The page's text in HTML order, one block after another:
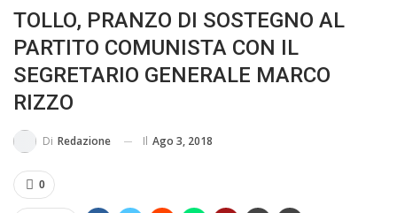
BUSSOLA PSICOLOGICA TRA PROTEZIONE E BUON SENSO
IN...
TOLLO, PRANZO DI SOSTEGNO AL
PARTITO COMUNISTA CON IL
SEGRETARIO GENERALE MARCO
RIZZO
Di Redazione Il Ago 3, 2018
0